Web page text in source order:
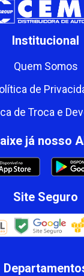
Institucional
Quem Somos
de
de Troca e
já nosso
Site Seguro